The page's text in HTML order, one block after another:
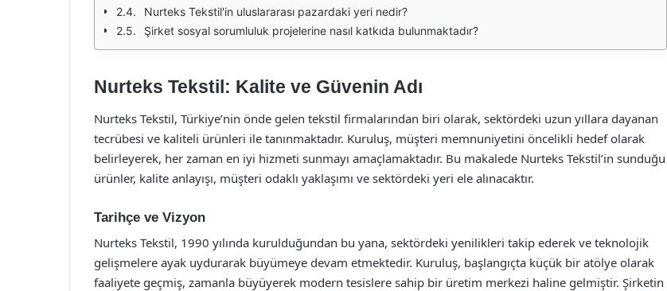
Nurteks Tekstil'in uluslararası pazardaki yeri nedir?
Şirket sosyal sorumluluk projelerine nasıl katkıda bulunmaktadır?
Nurteks Tekstil: Kalite ve Güvenin Adı
Nurteks Tekstil, Türkiye’nin önde gelen tekstil firmalarından biri olarak, sektördeki uzun yıllara dayanan
tecrübesi ve kaliteli ürünleri ile tanınmaktadır. Kuruluş, müşteri memnuniyetini öncelikli hedef olarak
belirleyerek, her zaman en iyi hizmeti sunmayı amaçlamaktadır. Bu makalede Nurteks Tekstil’in sunduğu
ürünler, kalite anlayışı, müşteri odaklı yaklaşımı ve sektördeki yeri ele alınacaktır.
Tarihçe ve Vizyon
Nurteks Tekstil, 1990 yılında kurulduğundan bu yana, sektördeki yenilikleri takip ederek ve teknolojik
gelişmelere ayak uydurarak büyümeye devam etmektedir. Kuruluş, başlangıçta küçük bir atölye olarak
faaliyete geçmiş, zamanla büyüyerek modern tesislere sahip bir üretim merkezi haline gelmiştir. Şirketin